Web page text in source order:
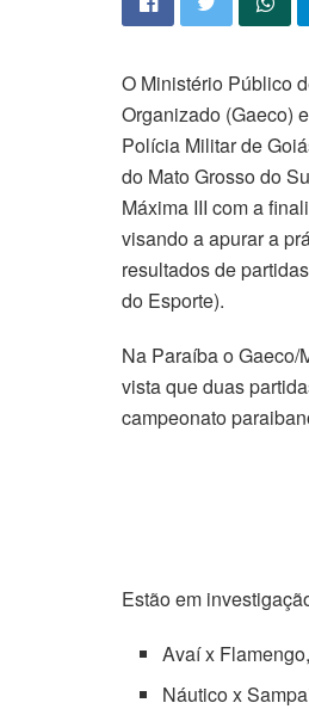
O Ministério Público
Organizado (Gaeco)
Polícia Militar de
do Mato Grosso do
Máxima III com a
visando a apurar a
resultados de
do Esporte).
Na Paraíba o Gaeco/
vista que duas
campeonato
Estão em
Avaí x
Náutico x